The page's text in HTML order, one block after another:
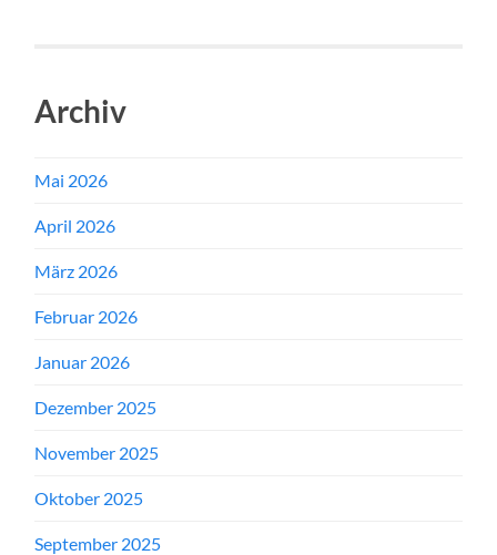
Archiv
Mai 2026
April 2026
März 2026
Februar 2026
Januar 2026
Dezember 2025
November 2025
Oktober 2025
September 2025